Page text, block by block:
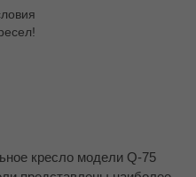
кресло модели Q-75